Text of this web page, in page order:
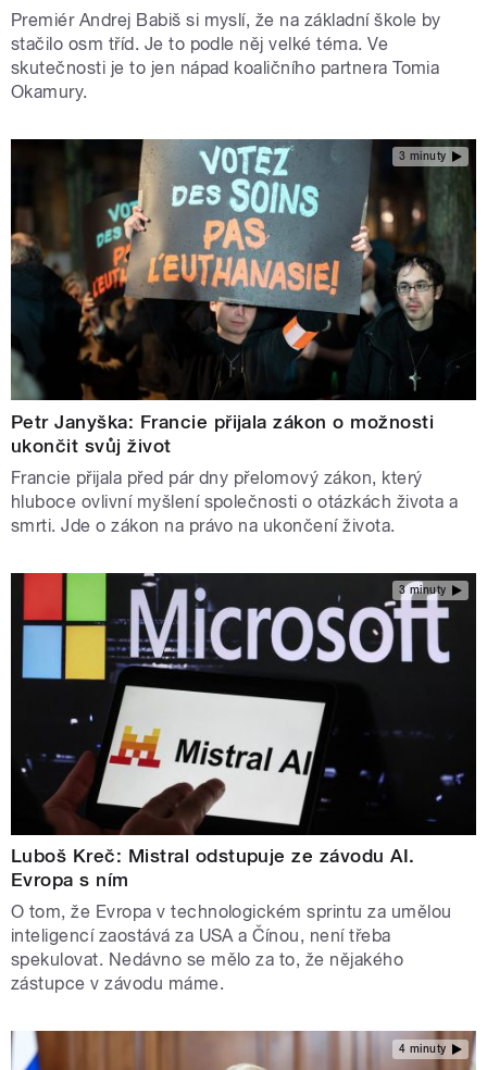
Premiér Andrej Babiš si myslí, že na základní škole by
stačilo osm tříd. Je to podle něj velké téma. Ve
skutečnosti je to jen nápad koaličního partnera Tomia
Okamury.
3 minuty
Petr Janyška: Francie přijala zákon o možnosti
ukončit svůj život
Francie přijala před pár dny přelomový zákon, který
hluboce ovlivní myšlení společnosti o otázkách života a
smrti. Jde o zákon na právo na ukončení života.
3 minuty
Luboš Kreč: Mistral odstupuje ze závodu AI.
Evropa s ním
O tom, že Evropa v technologickém sprintu za umělou
inteligencí zaostává za USA a Čínou, není třeba
spekulovat. Nedávno se mělo za to, že nějakého
zástupce v závodu máme.
4 minuty